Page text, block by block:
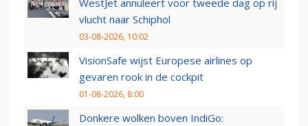
WestJet annuleert voor tweede dag op rij
vlucht naar Schiphol
03-08-2026, 10:02
VisionSafe wijst Europese airlines op
gevaren rook in de cockpit
01-08-2026, 8:00
Donkere wolken boven IndiGo: